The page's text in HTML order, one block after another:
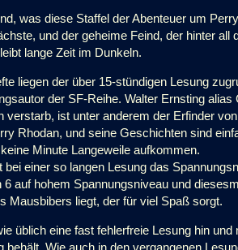
was diese Staffel der Abenteuer um
und der geheime Feind, der hinter
lange Zeit im Dunkeln.
liegen der über 15-stündigen Lesung
der SF-Reihe. Walter Ernsting
verstarb, ist unter anderem der Erfinder
Rhodan, und seine Geschichten sind
Minute Langeweile aufkommen.
bei einer so langen Lesung das
6 auf hohem Spannungsniveau und
Mausbibers liegt, der für viel Spaß sorgt.
üblich eine fast fehlerfreie Lesung hin
behält. Wie auch in den vergangenen